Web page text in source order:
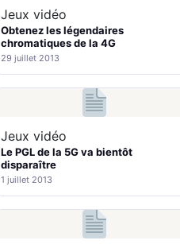
Jeux vidéo
Obtenez les légendaires
chromatiques de la 4G
29 juillet 2013
Jeux vidéo
Le PGL de la 5G va bientôt
disparaître
1 juillet 2013